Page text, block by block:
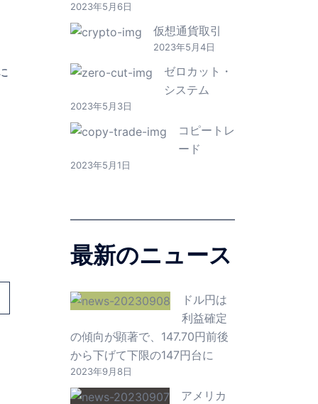
2023年5月6日
仮想通貨取引
2023年5月4日
ゼロカット・
システム
2023年5月3日
コピートレ
ード
2023年5月1日
最新のニュース
ドル円は
利益確定
の傾向が顕著で、147.70円前後
から下げて下限の147円台に
2023年9月8日
アメリカ